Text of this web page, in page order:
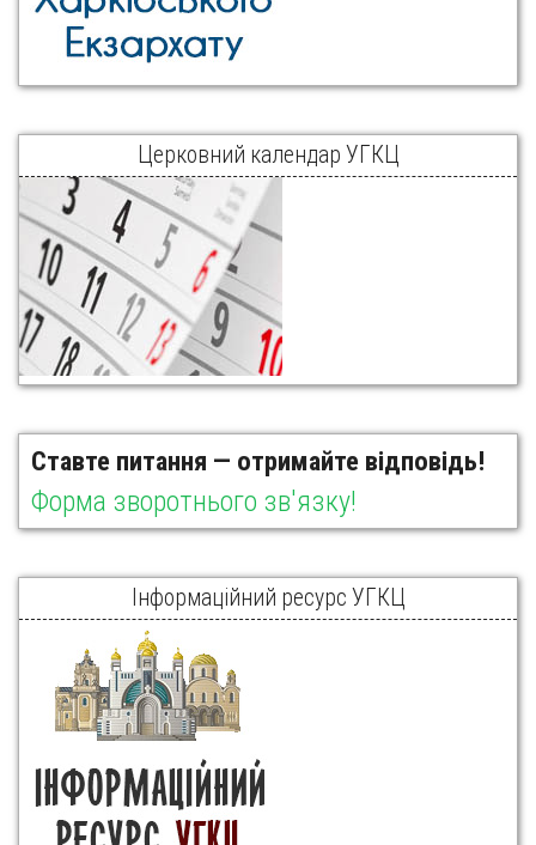
Церковний календар УГКЦ
Ставте питання — отримайте відповідь!
Форма зворотнього зв'язку!
Інформаційний ресурс УГКЦ